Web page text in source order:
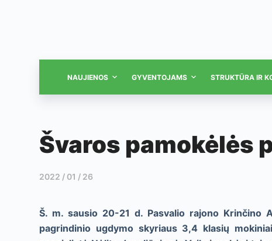
NAUJIENOS GYVENTOJAMS STRUKTŪRA IR
Švaros pamokėlės
2022 / 01 / 26
Š. m. sausio 20-21 d. Pasvalio rajono Krinčino
pagrindinio ugdymo skyriaus 3,4 klasių